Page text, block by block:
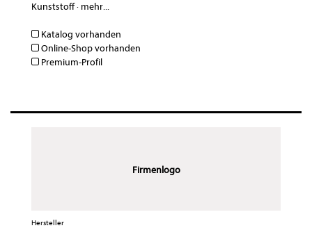
Kunststoff· mehr...
Katalog vorhanden
Online-Shop vorhanden
Premium-Profil
Firmenlogo
Hersteller